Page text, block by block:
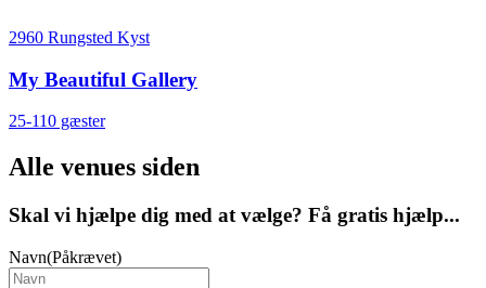
2960 Rungsted Kyst
My Beautiful Gallery
25-110 gæster
Alle venues siden
Skal vi hjælpe dig med at vælge? Få gratis hjælp...
Navn(Påkrævet)